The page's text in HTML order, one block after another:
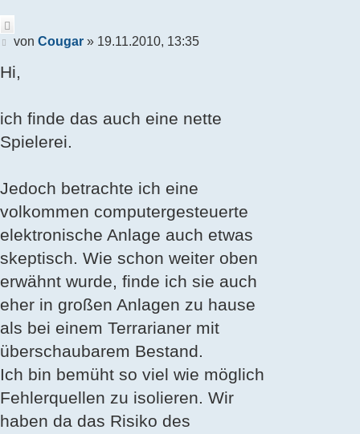
Beitrag
von Cougar» 19.11.2010, 13:35
Hi,
ich finde das auch eine nette
Spielerei.
Jedoch betrachte ich eine
volkommen computergesteuerte
elektronische Anlage auch etwas
skeptisch. Wie schon weiter oben
erwähnt wurde, finde ich sie auch
eher in großen Anlagen zu hause
als bei einem Terrarianer mit
überschaubarem Bestand.
Ich bin bemüht so viel wie möglich
Fehlerquellen zu isolieren. Wir
haben da das Risiko des